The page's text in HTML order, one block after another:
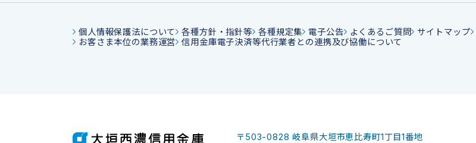
個人情報保護法について 各種方針・指針等 各種規定集 電子公告 よくあるご質問 サイトマップ
お客さま本位の業務運営 信用金庫電子決済等代行業者との連携及び協働について
〒503-0828 岐阜県大垣市恵比寿町1丁目1番地